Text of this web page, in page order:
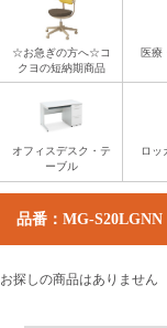
☆お急ぎの方へ☆コ
クヨの短納期商品
医療
オフィスデスク・テ
ーブル
ロッ
品番：MG-S20LGNN
お探しの商品はありません